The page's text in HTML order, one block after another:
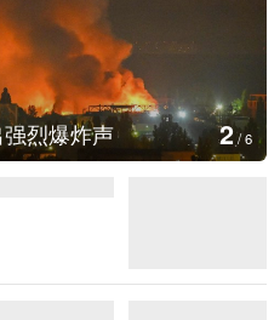
宣布医疗改革新举措3/6